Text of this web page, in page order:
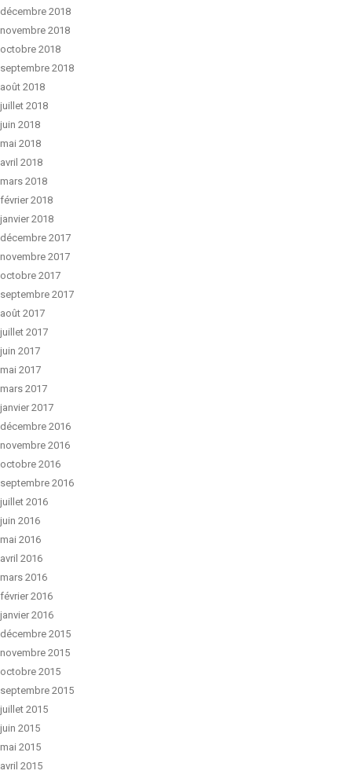
décembre 2018
novembre 2018
octobre 2018
septembre 2018
août 2018
juillet 2018
juin 2018
mai 2018
avril 2018
mars 2018
février 2018
janvier 2018
décembre 2017
novembre 2017
octobre 2017
septembre 2017
août 2017
juillet 2017
juin 2017
mai 2017
mars 2017
janvier 2017
décembre 2016
novembre 2016
octobre 2016
septembre 2016
juillet 2016
juin 2016
mai 2016
avril 2016
mars 2016
février 2016
janvier 2016
décembre 2015
novembre 2015
octobre 2015
septembre 2015
juillet 2015
juin 2015
mai 2015
avril 2015